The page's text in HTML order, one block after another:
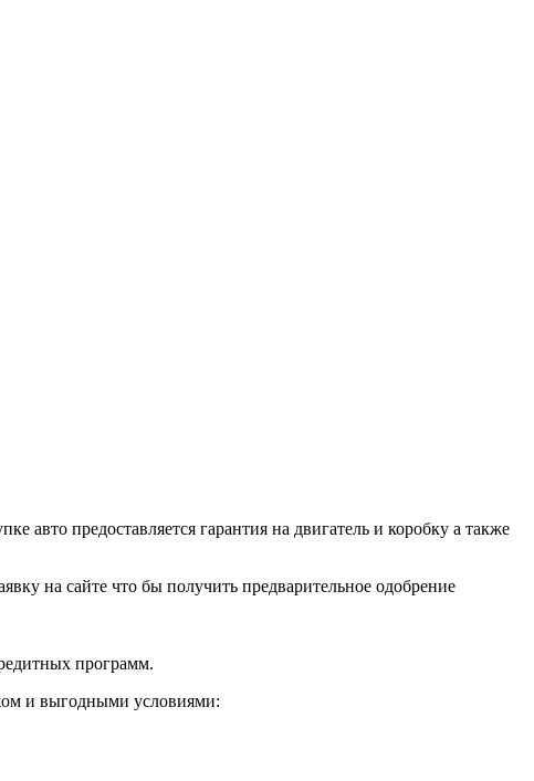
предоставляется гарантия на двигатель и коробку а также
на сайте что бы получить предварительное одобрение
программ.
и выгодными условиями: